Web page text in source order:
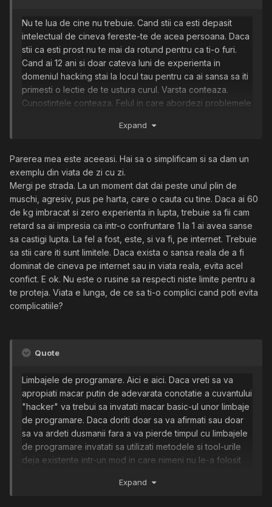
Nu te lua de cine nu trebuie. Cand stii ca esti depasit
intelectual de cineva fereste-te de acea persoana. Daca
stii ca esti prost nu te mai da rotund pentru ca ti-o furi.
Cand ai 12 ani si doar cateva luni de experienta in
domeniul hacking stai la locul tau pentru ca ai sansa sa iti
primesti o lectie de te ustura curul. Varsta conteaza.
Cunostintele conteaza. Felul in care abordezi problemele
poti avea probleme. Daca nu detii toate calitatile de mai
te crezi mare pizdos dar conteaza rezultatul final nu
impresia pe care ti-ai facut-o singur despre tine. In cazul
in care nu te duce capul e clar ca nu o sa fii in stare sa iti
aperi curul.
Expand
Parerea mea este aceeasi. Hai sa o simplificam si sa dam un
exemplu din viata de zi cu zi.
Mergi pe strada. La un moment dat dai peste unul plin de
muschi, agresiv, pus pe harta, care o cauta cu tine. Daca ai 60
de kg imbracat si zero experienta in lupta, trebuie sa fii cam
retard sa ai impresia ca intr-o confruntare 1 la 1 ai avea sanse
sa castigi lupta. La fel a fost, este, si va fi, pe internet. Trebuie
sa stii care iti sunt limitele. Daca exista o sansa reala de a fi
dominat de cineva pe internet sau in viata reala, evita acel
confict. E ok. Nu este o rusine sa respecti niste limite pentru a
te proteja. Viata e lunga, de ce sa ti-o complici cand poti evita
complicatiile?
Quote
Limbajele de programare. Aici e aici. Daca vreti sa va
apropiati macar putin de adevarata conotatie a cuvantului
"hacker" va trebui sa invatati macar basic-ul unor limbaje
de programare. Daca doriti doar sa va afirmati sau doar
sa va ardeti dusmanii fara a va pierde timpul cu limbajele
de programare invatati sa utilizati metodele si tool-urile
deja existente intr-un mod in care nimeni nu le-a folosit
Daca nu stiti nici limbaje de programare si nici nu sunteti
Expand